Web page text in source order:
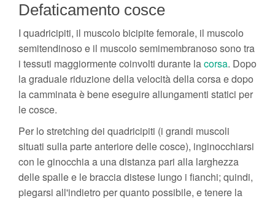
Defaticamento cosce
I quadricipiti, il muscolo bicipite femorale, il muscolo
semitendinoso e il muscolo semimembranoso sono tra
i tessuti maggiormente coinvolti durante lacorsa. Dopo
la graduale riduzione della velocità della corsa e dopo
la camminata è bene eseguire allungamenti statici per
le cosce.
Per lo stretching dei quadricipiti (i grandi muscoli
situati sulla parte anteriore delle cosce), inginocchiarsi
con le ginocchia a una distanza pari alla larghezza
delle spalle e le braccia distese lungo i fianchi; quindi,
piegarsi all'indietro per quanto possibile, e tenere la